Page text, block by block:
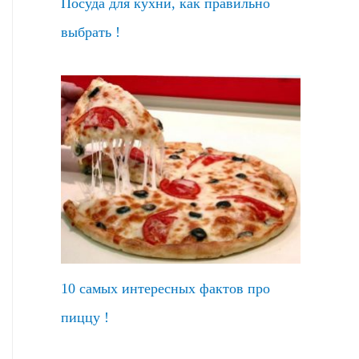
Посуда для кухни, как правильно
выбрать !
10 самых интересных фактов про
пиццу !